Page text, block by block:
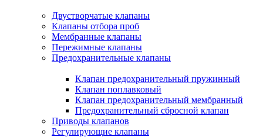
Двустворчатые клапаны
Клапаны отбора проб
Мембранные клапаны
Пережимные клапаны
Предохранительные клапаны
Клапан предохранительный пружинный
Клапан поплавковый
Клапан предохранительный мембранный
Предохранительный сбросной клапан
Приводы клапанов
Регулирующие клапаны